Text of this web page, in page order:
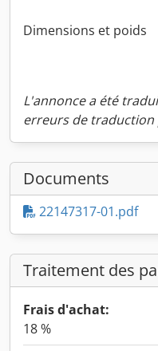
Dimensions et poids
L'annonce a été
erreurs de
Documents
22147317-01.pdf
Traitement des
Frais d'achat:
18 %